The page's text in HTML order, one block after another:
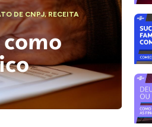
DE CNPJ,RECEITA